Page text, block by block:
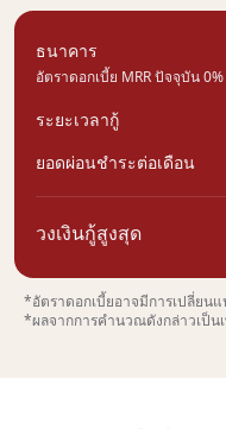
ธนาคาร
อัตราดอกเบี้ย MRR ปัจจุบัน 0%
ระยะเวลากู้
ยอดผ่อนชำระต่อเดือน
วงเงินกู้สูงสุด
*อัตราดอกเบี้ยอาจมีการเปลี่ยน
*ผลจากการคำนวณดังกล่าวเป็น